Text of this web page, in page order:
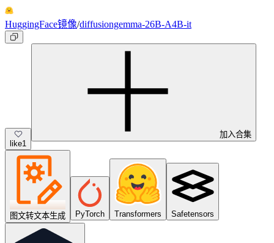
HuggingFace镜像/diffusiongemma-26B-A4B-it
like1
加入合集
图文转文本生成 PyTorch Transformers Safetensors